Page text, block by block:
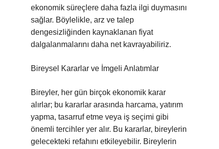
ekonomik süreçlere daha fazla ilgi duymasını
sağlar. Böylelikle, arz ve talep
dengesizliğinden kaynaklanan fiyat
dalgalanmalarını daha net kavrayabiliriz.
Bireysel Kararlar ve İmgeli Anlatımlar
Bireyler, her gün birçok ekonomik karar
alırlar; bu kararlar arasında harcama, yatırım
yapma, tasarruf etme veya iş seçimi gibi
önemli tercihler yer alır. Bu kararlar, bireylerin
gelecekteki refahını etkileyebilir. Bireylerin